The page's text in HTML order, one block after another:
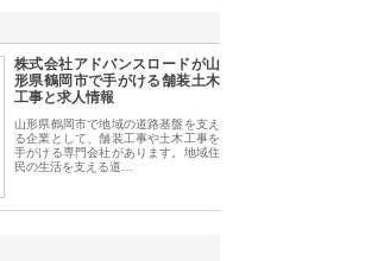
株式会社アドバンスロードが山
形県鶴岡市で手がける舗装土木
工事と求人情報
山形県鶴岡市で地域の道路基盤を支え
る企業として、舗装工事や土木工事を
手がける専門会社があります。地域住
民の生活を支える道…